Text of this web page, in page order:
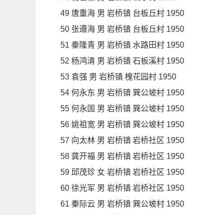
49 唐重海 男 岩桥镇 台板丘村 1950
50 张遵海 男 岩桥镇 台板丘村 1950
51 秦隆青 男 岩桥镇 水路田村 1950
52 杨鸿清 男 岩桥镇 石板溪村 1950
53 袁强 男 岩桥镇 槐花园村 1950
54 何永东 男 岩桥镇 巽公坡村 1950
55 何永国 男 岩桥镇 巽公坡村 1950
56 姚祖宽 男 岩桥镇 巽公坡村 1950
57 向太林 男 岩桥镇 岩桥社区 1950
58 龚开福 男 岩桥镇 岩桥社区 1950
59 邱茂珍 女 岩桥镇 岩桥社区 1950
60 徐光军 男 岩桥镇 岩桥社区 1950
61 秦际云 男 岩桥镇 巽公坡村 1950